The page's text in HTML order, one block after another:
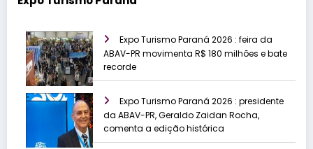
Expo Turismo Paraná 2026 : feira da
ABAV-PR movimenta R$ 180 milhões e bate
recorde
Expo Turismo Paraná 2026 : presidente
da ABAV-PR, Geraldo Zaidan Rocha,
comenta a edição histórica